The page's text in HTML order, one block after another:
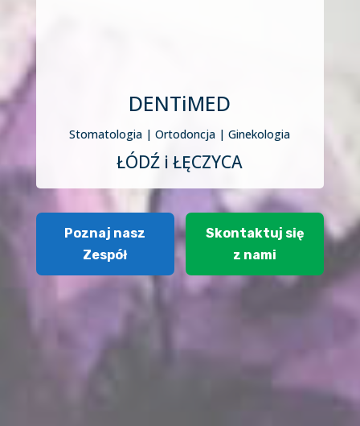
DENTiMED
Stomatologia | Ortodoncja | Ginekologia
ŁÓDŹ i ŁĘCZYCA
Poznaj nasz
Zespół
Skontaktuj się
z nami